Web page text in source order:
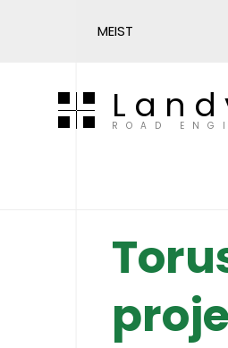
MEIST
ROAD